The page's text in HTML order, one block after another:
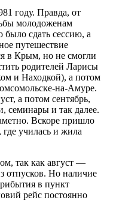
году. Правда, от
молодоженам
было сдать сессию, а
путешествие
в Крым, но не смогли
родителей Ларисы
и Находкой), а потом
на-Амуре.
а потом сентябрь,
семинары и так далее.
Вскоре пришло
где училась и жила
так как август —
отпусков. Но наличие
в пункт
рейс постоянно